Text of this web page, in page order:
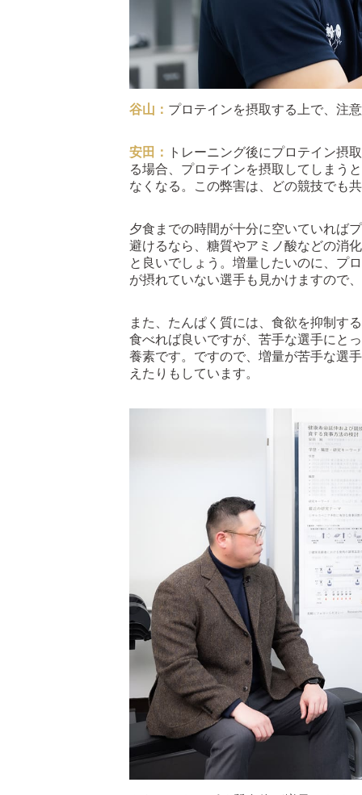
谷山： プロテインを摂取する上で、注
安田：
トレーニング後にプロテイン摂
る場合、プロテインを摂取してしまう
なくなる。この弊害は、どの競技でも
夕食までの時間が十分に空いていれば
避けるなら、糖質やアミノ酸などの消
と良いでしょう。増量したいのに、プ
が摂れていない選手も見かけますので
また、たんぱく質には、食欲を抑制す
食べれば良いですが、苦手な選手にと
養素です。ですので、増量が苦手な選
えたりもしています。